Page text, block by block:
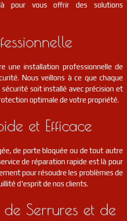
FR 91640
essonne FR 91720
91410
FR 91530
FR 91720
pour vous offrir des solutions
une installation professionnelle de
Nous veillons à ce que chaque
soit installé avec précision et
optimale de votre propriété.
et Efficace
de porte bloquée ou de tout autre
de réparation rapide est là pour
pour résoudre les problèmes de
d'esprit de nos clients.
de Serrures et de